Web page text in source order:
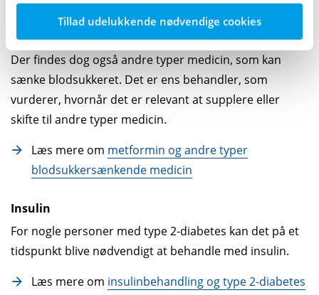
Tillad udelukkende nødvendige cookies
Metformin øger blandt andet virkningen af kroppens
insulin, og sænker på den måde blodsukkeret.
Der findes dog også andre typer medicin, som kan
sænke blodsukkeret. Det er ens behandler, som
vurderer, hvornår det er relevant at supplere eller
skifte til andre typer medicin.
Læs mere om metformin og andre typer
blodsukkersænkende medicin
Insulin
For nogle personer med type 2-diabetes kan det på et
tidspunkt blive nødvendigt at behandle med insulin.
Læs mere om insulinbehandling og type 2-diabetes